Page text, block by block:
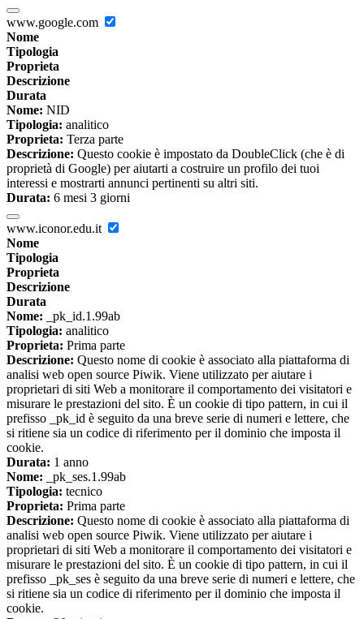
www.google.com
Nome
Tipologia
Proprieta
Descrizione
Durata
Nome: NID
Tipologia: analitico
Proprieta: Terza parte
Descrizione: Questo cookie è impostato da DoubleClick (che è di
proprietà di Google) per aiutarti a costruire un profilo dei tuoi
interessi e mostrarti annunci pertinenti su altri siti.
Durata: 6 mesi 3 giorni
www.iconor.edu.it
Nome
Tipologia
Proprieta
Descrizione
Durata
Nome: _pk_id.1.99ab
Tipologia: analitico
Proprieta: Prima parte
Descrizione: Questo nome di cookie è associato alla piattaforma di
analisi web open source Piwik. Viene utilizzato per aiutare i
proprietari di siti Web a monitorare il comportamento dei visitatori e
misurare le prestazioni del sito. È un cookie di tipo pattern, in cui il
prefisso _pk_id è seguito da una breve serie di numeri e lettere, che
si ritiene sia un codice di riferimento per il dominio che imposta il
cookie.
Durata: 1 anno
Nome: _pk_ses.1.99ab
Tipologia: tecnico
Proprieta: Prima parte
Descrizione: Questo nome di cookie è associato alla piattaforma di
analisi web open source Piwik. Viene utilizzato per aiutare i
proprietari di siti Web a monitorare il comportamento dei visitatori e
misurare le prestazioni del sito. È un cookie di tipo pattern, in cui il
prefisso _pk_ses è seguito da una breve serie di numeri e lettere, che
si ritiene sia un codice di riferimento per il dominio che imposta il
cookie.